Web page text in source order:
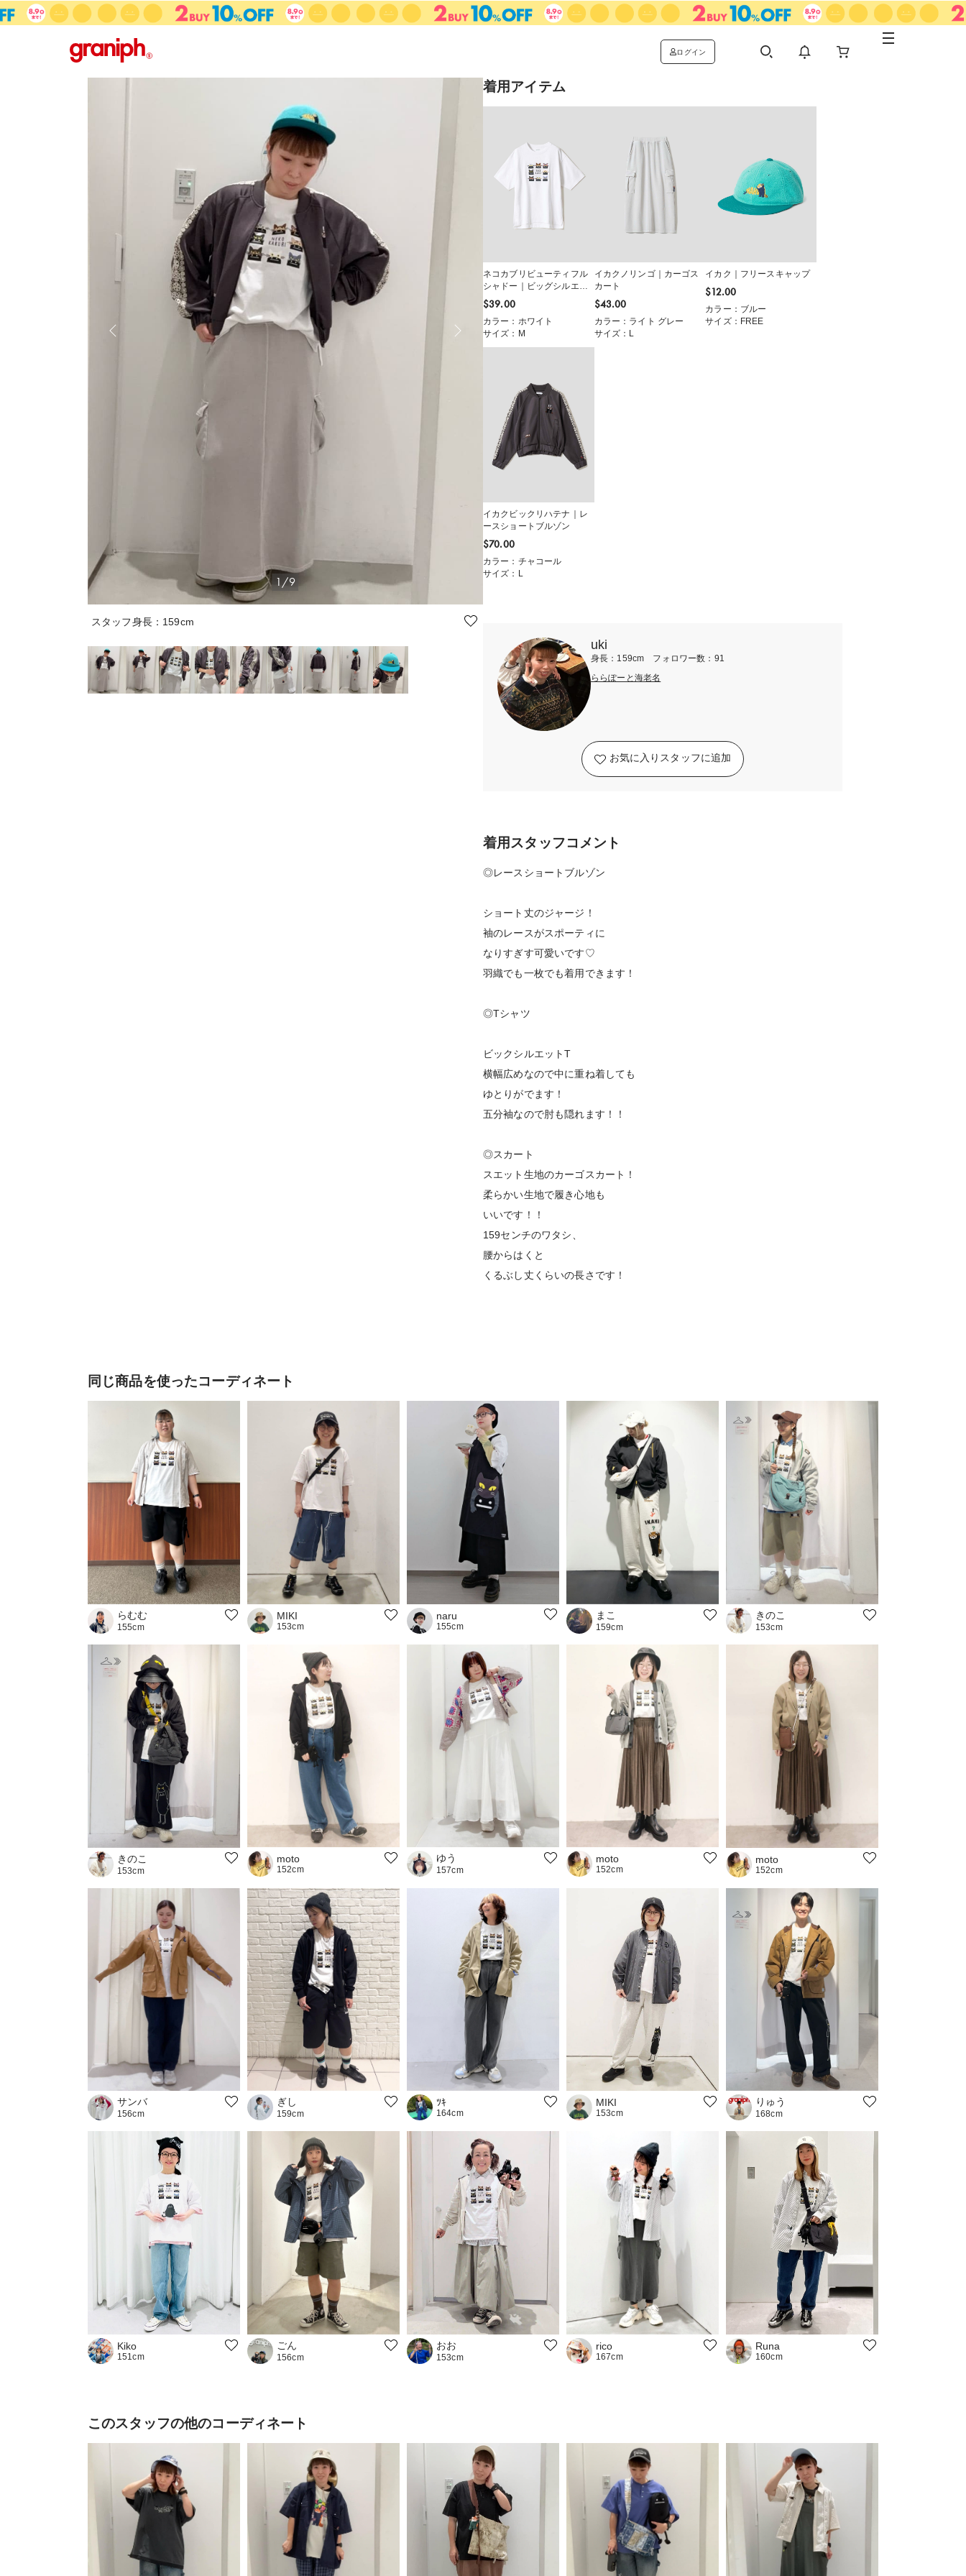
ログイン
1/9
スタッフ身長：159cm
着用アイテム
ネコカブリビューティフル
シャドー｜ビッグシルエッ
トTシャツ
$‌39.00
カラー：ホワイト
サイズ：M
イカクノリンゴ｜カーゴス
カート
$‌43.00
カラー：ライト グレー
サイズ：L
イカク｜フリースキャップ
$‌12.00
カラー：ブルー
サイズ：FREE
イカクビックリハテナ｜レ
ースショートブルゾン
$‌70.00
カラー：チャコール
サイズ：L
uki
身長：159cm フォロワー数：91
ららぽーと海老名
お気に入りスタッフに追加
着用スタッフコメント
◎レースショートブルゾン
ショート丈のジャージ！
袖のレースがスポーティに
なりすぎす可愛いです♡
羽織でも一枚でも着用できます！
◎Tシャツ
ビックシルエットT
横幅広めなので中に重ね着しても
ゆとりがでます！
五分袖なので肘も隠れます！！
◎スカート
スエット生地のカーゴスカート！
柔らかい生地で履き心地も
いいです！！
159センチのワタシ、
腰からはくと
くるぶし丈くらいの長さです！
同じ商品を使ったコーディネート
らむむ
155cm
MIKI
153cm
naru
155cm
まこ
159cm
きのこ
153cm
きのこ
153cm
moto
152cm
ゆう
157cm
moto
152cm
moto
152cm
サンバ
156cm
ぎし
159cm
ﾂｷ
164cm
MIKI
153cm
りゅう
168cm
Kiko
151cm
ごん
156cm
おお
153cm
rico
167cm
Runa
160cm
このスタッフの他のコーディネート